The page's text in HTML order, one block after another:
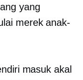
yang
merek anak-
masuk akal